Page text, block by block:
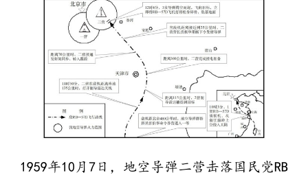
1959年10月7日，地空导弹二营击落国民党RB